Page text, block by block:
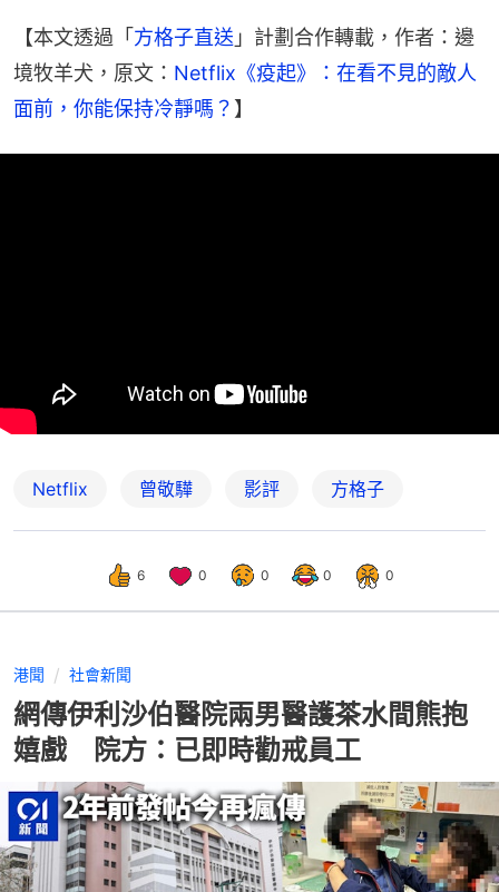
【本文透過「 方格子直送 」計劃合作轉載，作者：邊
境牧羊犬，原文： Netflix《疫起》：在看不見的敵人
面前，你能保持冷靜嗎？ 】
Netflix 曾敬驊 影評 方格子
6 0 0 0 0
港聞 社會新聞
網傳伊利沙伯醫院兩男醫護茶水間熊抱
嬉戲 院方：已即時勸戒員工